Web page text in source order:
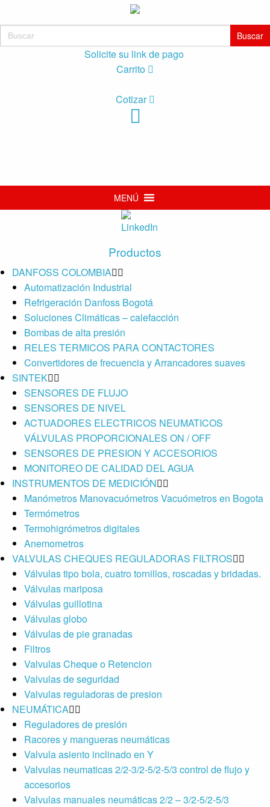
Buscar:
Solicite su link de pago
Carrito
Cotizar
MENÚ
Productos
DANFOSS COLOMBIA
Automatización Industrial
Refrigeración Danfoss Bogotá
Soluciones Climáticas – calefacción
Bombas de alta presión
RELES TERMICOS PARA CONTACTORES
Convertidores de frecuencia y Arrancadores suaves
SINTEK
SENSORES DE FLUJO
SENSORES DE NIVEL
ACTUADORES ELECTRICOS NEUMATICOS
VÁLVULAS PROPORCIONALES ON / OFF
SENSORES DE PRESION Y ACCESORIOS
MONITOREO DE CALIDAD DEL AGUA
INSTRUMENTOS DE MEDICIÓN
Manómetros Manovacuómetros Vacuómetros en Bogota
Termómetros
Termohigrómetros digitales
Anemometros
VALVULAS CHEQUES REGULADORAS FILTROS
Válvulas tipo bola, cuatro tornillos, roscadas y bridadas.
Válvulas mariposa
Válvulas guillotina
Válvulas globo
Válvulas de pie granadas
Filtros
Valvulas Cheque o Retencion
Valvulas de seguridad
Valvulas reguladoras de presion
NEUMÁTICA
Reguladores de presión
Racores y mangueras neumáticas
Valvula asiento inclinado en Y
Valvulas neumaticas 2/2-3/2-5/2-5/3 control de flujo y
accesorios
Valvulas manuales neumáticas 2/2 – 3/2-5/2-5/3